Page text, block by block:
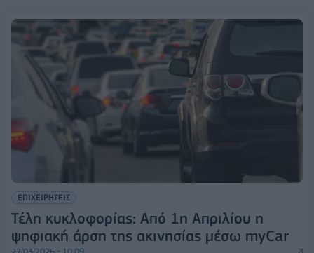
ΕΠΙΧΕΙΡΗΣΕΙΣ
Τέλη κυκλοφορίας: Από 1η Απριλίου η
ψηφιακή άρση της ακινησίας μέσω myCar